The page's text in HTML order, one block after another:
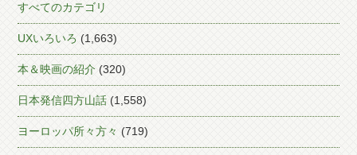
すべてのカテゴリ
UXいろいろ (1,663)
本＆映画の紹介 (320)
日本発信四方山話 (1,558)
ヨーロッパ所々方々 (719)